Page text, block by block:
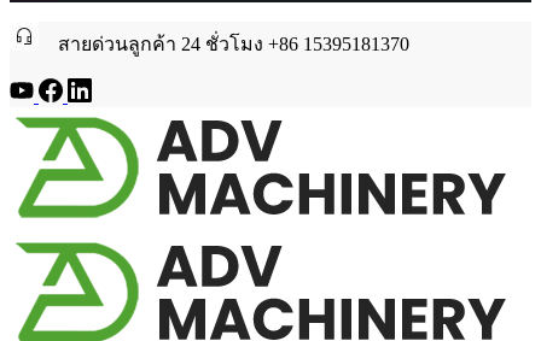
สายด่วนลูกค้า 24 ชั่วโมง +86 15395181370